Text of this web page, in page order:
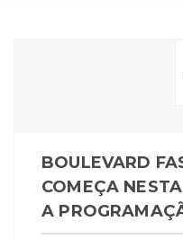
BOULEVARD
COMEÇA
A